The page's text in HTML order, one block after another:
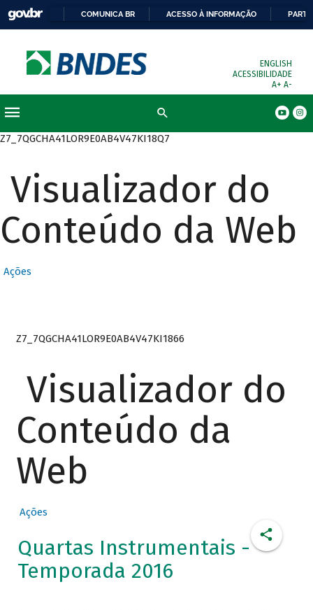
COMUNICA BR ACESSO À INFORMAÇÃO
ENGLISH
ACESSIBILIDADE
A+ A-
Z7_7QGCHA41LOR9E0AB4V47KI18Q7
Visualizador do
Conteúdo da Web
Ações
Z7_7QGCHA41LOR9E0AB4V47KI1866
Visualizador do
Conteúdo da
Web
Ações
Quartas Instrumentais -
Temporada 2016